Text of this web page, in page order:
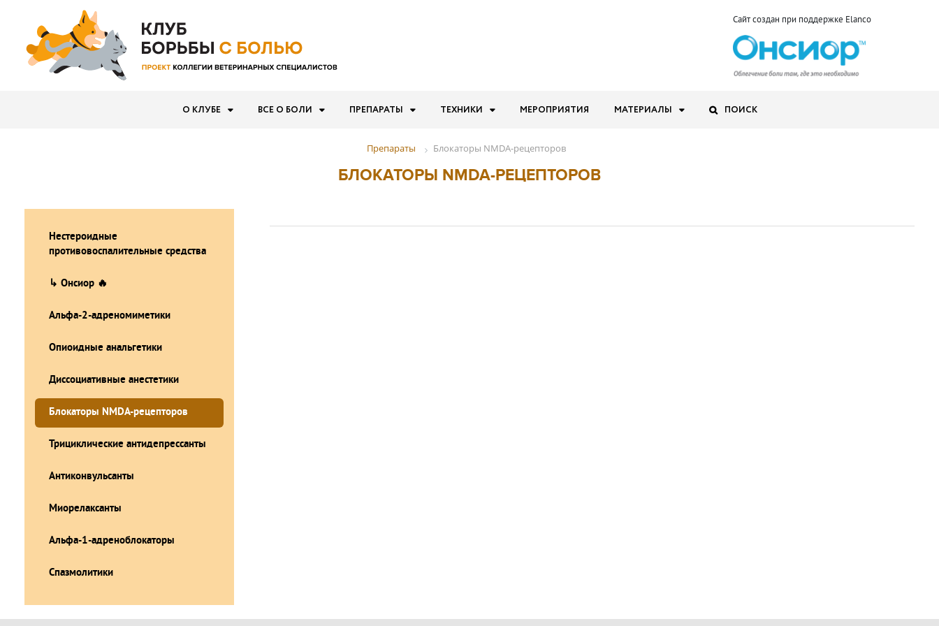
Сайт создан при поддержке Elanco
О КЛУБЕ ВСЕ О БОЛИ ПРЕПАРАТЫ ТЕХНИКИ МЕРОПРИЯТИЯ МАТЕРИАЛЫ ПОИСК
Препараты Блокаторы NMDA-рецепторов
БЛОКАТОРЫ NMDA-РЕЦЕПТОРОВ
Нестероидные
противовоспалительные средства
↳ Онсиор 🔥
Альфа-2-адреномиметики
Опиоидные анальгетики
Диссоциативные анестетики
Блокаторы NMDA-рецепторов
Трициклические антидепрессанты
Антиконвульсанты
Миорелаксанты
Альфа-1-адреноблокаторы
Спазмолитики